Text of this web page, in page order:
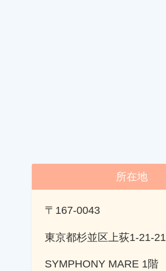
所在地
〒167-0043
東京都杉並区上荻1-21-21
SYMPHONY MARE 1階